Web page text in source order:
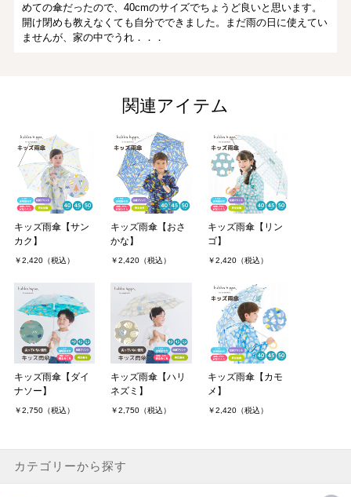
めての傘だったので、40cmのサイズでちょうど良いと思います。
開け閉めも教えなくても自分でできました。まだ雨の日に使えてい
ませんが、家の中でうれ．．．
55㎝とコンパクトな上にジャンプ傘は、狭い通りでも、とても使い
勝手がいいです。大満足です。
りかさん（1件）
非公開 投稿日：2019年03月30日
挟まない工夫がとても気に入りました。初めて傘を持たせるのです
が、安心です。
gennkikunさん
非公開 投稿日：2016年08月25日
ジャンプは危ないので手開きでOKでした。満足しています。
mondaysさん
どうぶつがいっぱいでとってもかわいいです！
関連アイテム
キッズ雨傘【サン
カク】
￥2,420（税込）
キッズ雨傘【おさ
かな】
￥2,420（税込）
キッズ雨傘【リン
ゴ】
￥2,420（税込）
キッズ雨傘【ダイ
ナソー】
￥2,750（税込）
キッズ雨傘【ハリ
ネズミ】
￥2,750（税込）
キッズ雨傘【カモ
メ】
￥2,420（税込）
カテゴリーから探す